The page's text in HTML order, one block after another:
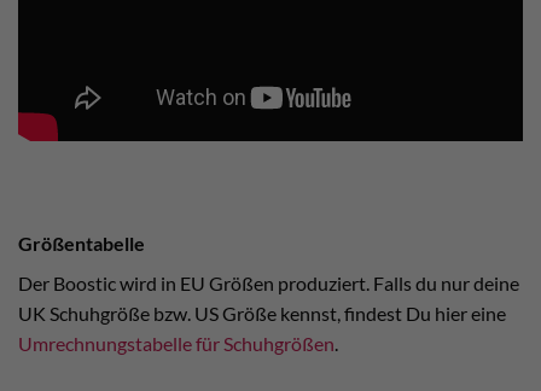
Größentabelle
Der Boostic wird in EU Größen produziert. Falls du nur deine
UK Schuhgröße bzw. US Größe kennst, findest Du hier eine
Umrechnungstabelle für Schuhgrößen.